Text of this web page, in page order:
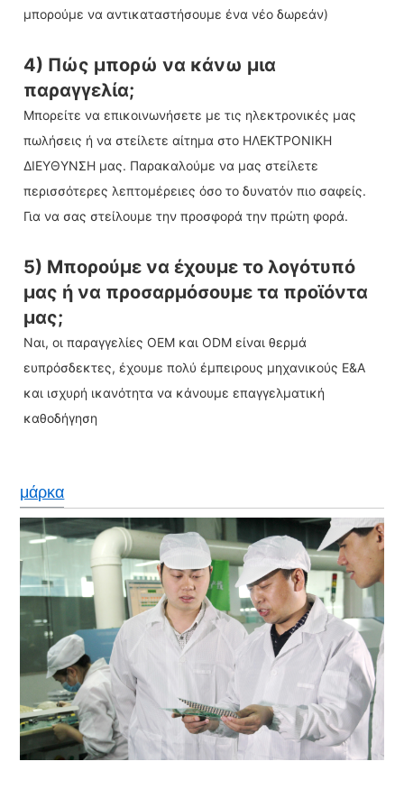
μπορούμε να αντικαταστήσουμε ένα νέο δωρεάν)
4) Πώς μπορώ να κάνω μια
παραγγελία;
Μπορείτε να επικοινωνήσετε με τις ηλεκτρονικές μας
πωλήσεις ή να στείλετε αίτημα στο ΗΛΕΚΤΡΟΝΙΚΗ
ΔΙΕΥΘΥΝΣΗ μας. Παρακαλούμε να μας στείλετε
περισσότερες λεπτομέρειες όσο το δυνατόν πιο σαφείς.
Για να σας στείλουμε την προσφορά την πρώτη φορά.
5) Μπορούμε να έχουμε το λογότυπό
μας ή να προσαρμόσουμε τα προϊόντα
μας;
Ναι, οι παραγγελίες OEM και ODM είναι θερμά
ευπρόσδεκτες, έχουμε πολύ έμπειρους μηχανικούς Ε&Α
και ισχυρή ικανότητα να κάνουμε επαγγελματική
καθοδήγηση
μάρκα